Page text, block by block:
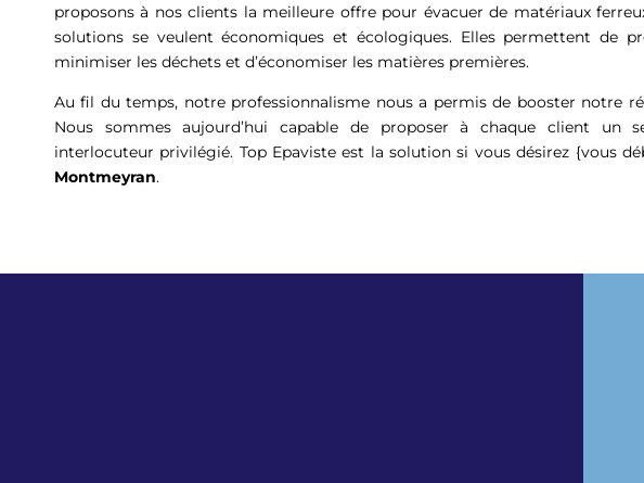
proposons à nos clients la meilleure offre pour évacuer de matériaux
solutions se veulent économiques et écologiques. Elles permettent de
minimiser les déchets et d’économiser les matières premières.
Au fil du temps, notre professionnalisme nous a permis de booster notre
Nous sommes aujourd’hui capable de proposer à chaque client un
interlocuteur privilégié. Top Epaviste est la solution si vous désirez {vous
Montmeyran.